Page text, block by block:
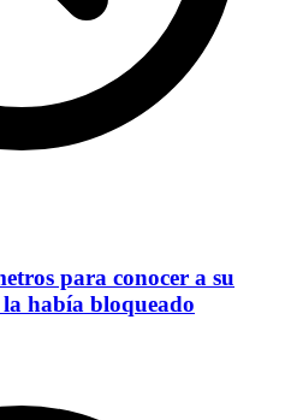
para conocer a su
había bloqueado